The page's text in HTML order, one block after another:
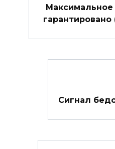
Максимальное
гарантировано
Сигнал